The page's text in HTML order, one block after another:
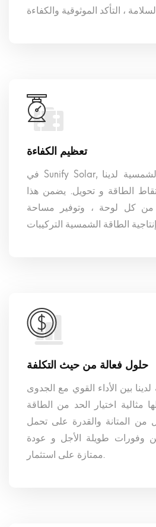
تعظيم الكفاءة
في Sunify Solar, نحن نؤسس الألواح الشمسية لدينا
الطاقة و تحويل. يضمن هذا
من كل لوحة ، وتوفير مساحة
حلول فعالة من حيث التكلفة
بين الأداء القوي مع الجدوى
مثالية اختيار الحد من الطاقة
من المتانة والقدرة على تحمل
وفورات طويلة الأجل و عودة
ممتازة على استثمار.